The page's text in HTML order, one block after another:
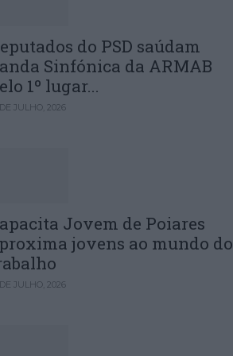
do PSD saúdam
Sinfónica da ARMAB
1º lugar...
JULHO, 2026
Jovem de Poiares
jovens ao mundo do
JULHO, 2026